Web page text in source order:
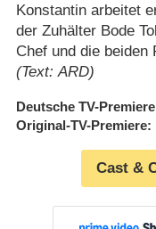
Konstantin arbeitet
der Zuhälter Bode
Chef und die beiden
(Text: ARD)
Deutsche TV-Premiere
Original-TV-Premiere
Cast &